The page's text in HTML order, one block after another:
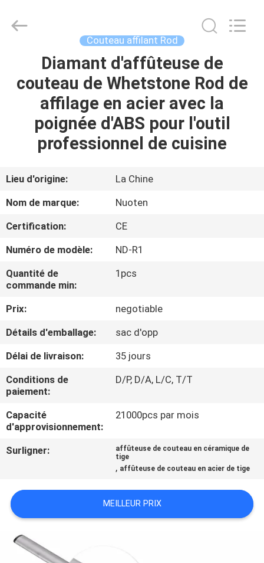
LA
MAISON
PRODUITS
VIDÉOS
PROPOS
DE
NOUS
VISITE
DE
L'USINE
CONTRÔLE
DE
LA
QUALITÉ
NOUS
CONTACTER
NOUVELLES
Electric
Appliance
Couteau affilant Rod
Diamant d'affûteuse de
couteau de Whetstone Rod de
affilage en acier avec la
poignée d'ABS pour l'outil
professionnel de cuisine
Lieu d'origine:
La Chine
Nom de marque:
Nuoten
Certification:
CE
Numéro de modèle:
ND-R1
Quantité de
commande min:
1pcs
Prix:
negotiable
Détails d'emballage:
sac d'opp
Délai de livraison:
35 jours
Conditions de
paiement:
D/P, D/A, L/C, T/T
Capacité
d'approvisionnement:
21000pcs par mois
Surligner:
affûteuse de couteau en céramique de
tige
, affûteuse de couteau en acier de tige
MEILLEUR PRIX